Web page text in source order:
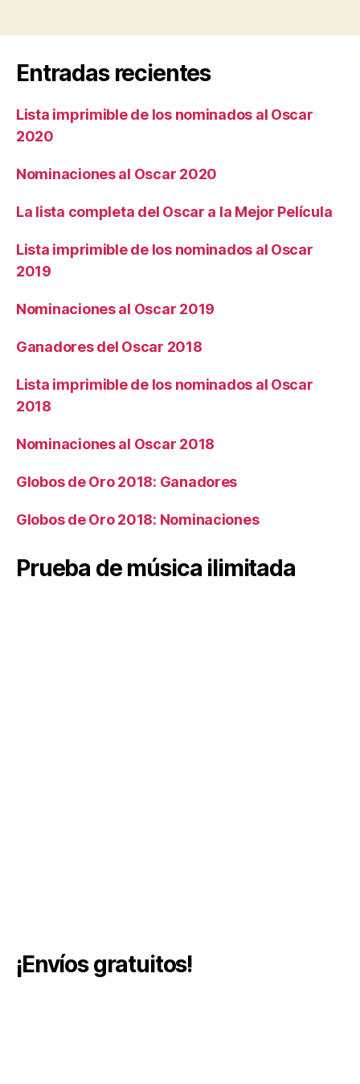
Entradas recientes
Lista imprimible de los nominados al Oscar
2020
Nominaciones al Oscar 2020
La lista completa del Oscar a la Mejor Película
Lista imprimible de los nominados al Oscar
2019
Nominaciones al Oscar 2019
Ganadores del Oscar 2018
Lista imprimible de los nominados al Oscar
2018
Nominaciones al Oscar 2018
Globos de Oro 2018: Ganadores
Globos de Oro 2018: Nominaciones
Prueba de música ilimitada
¡Envíos gratuitos!